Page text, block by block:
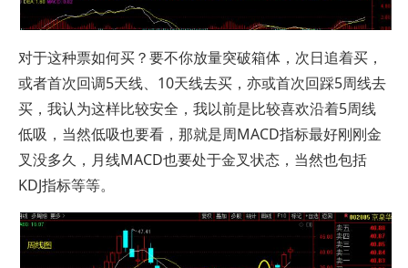
对于这种票如何买？要不你放量突破箱体，次日追着买，
或者首次回调5天线、10天线去买，亦或首次回踩5周线去
买，我认为这样比较安全，我以前是比较喜欢沿着5周线
低吸，当然低吸也要看，那就是周MACD指标最好刚刚金
叉没多久，月线MACD也要处于金叉状态，当然也包括
KDJ指标等等。